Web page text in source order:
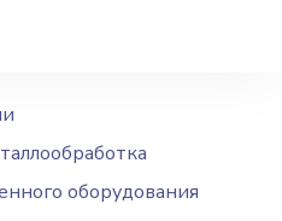
оборудования